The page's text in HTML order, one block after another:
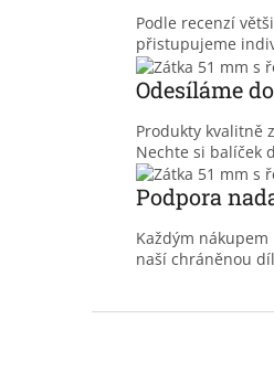
Podle recenzí
přistupujeme
Odesíláme
Produkty kvalitně
Nechte si balíček
Podpora
Každým
naší chráněnou